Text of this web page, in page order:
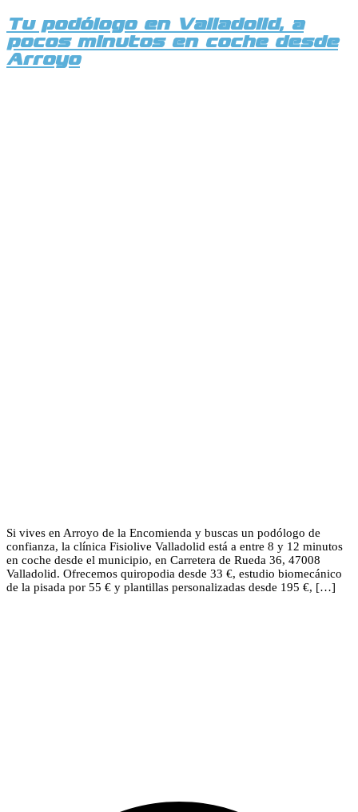
Tu podólogo en Valladolid, a
pocos minutos en coche desde
Arroyo
Si vives en Arroyo de la Encomienda y buscas un podólogo de
confianza, la clínica Fisiolive Valladolid está a entre 8 y 12 minutos
en coche desde el municipio, en Carretera de Rueda 36, 47008
Valladolid. Ofrecemos quiropodia desde 33 €, estudio biomecánico
de la pisada por 55 € y plantillas personalizadas desde 195 €, […]